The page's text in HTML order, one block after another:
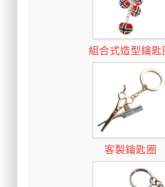
組合式造型鑰匙
客製鑰匙圈